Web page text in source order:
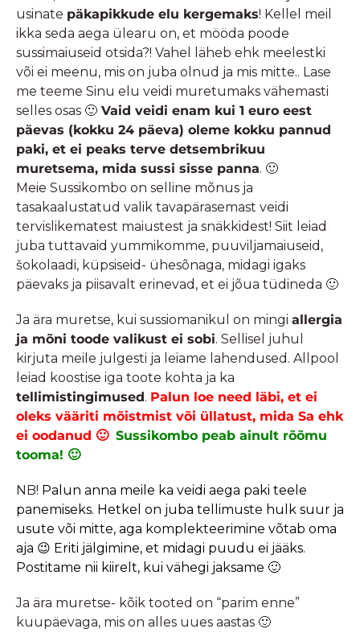
usinate päkapikkude elu kergemaks! Kellel meil
ikka seda aega ülearu on, et mööda poode
sussimaiuseid otsida?! Vahel läheb ehk meelestki
või ei meenu, mis on juba olnud ja mis mitte.. Lase
me teeme Sinu elu veidi muretumaks vähemasti
selles osas 🙂 Vaid veidi enam kui 1 euro eest
päevas (kokku 24 päeva) oleme kokku pannud
paki, et ei peaks terve detsembrikuu
muretsema, mida sussi sisse panna. 🙂
Meie Sussikombo on selline mõnus ja
tasakaalustatud valik tavapärasemast veidi
tervislikematest maiustest ja snäkkidest! Siit leiad
juba tuttavaid yummikomme, puuviljamaiuseid,
šokolaadi, küpsiseid- ühesõnaga, midagi igaks
päevaks ja piisavalt erinevad, et ei jõua tüdineda 🙂
Ja ära muretse, kui sussiomanikul on mingi allergia
ja mõni toode valikust ei sobi. Sellisel juhul
kirjuta meile julgesti ja leiame lahendused. Allpool
leiad koostise iga toote kohta ja ka
tellimistingimused. Palun loe need läbi, et ei
oleks vääriti mõistmist või üllatust, mida Sa ehk
ei oodanud 🙂 Sussikombo peab ainult rõõmu
tooma! 🙂
NB! Palun anna meile ka veidi aega paki teele
panemiseks. Hetkel on juba tellimuste hulk suur ja
usute või mitte, aga komplekteerimine võtab oma
aja 😉 Eriti jälgimine, et midagi puudu ei jääks.
Postitame nii kiirelt, kui vähegi jaksame 🙂
Ja ära muretse- kõik tooted on “parim enne”
kuupäevaga, mis on alles uues aastas 🙂